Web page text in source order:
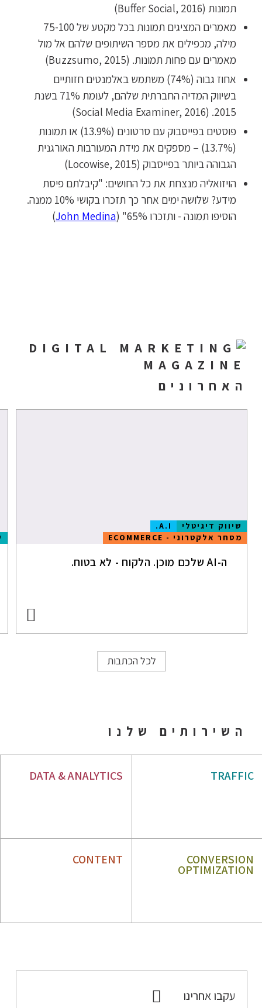
תמונות (Buffer Social, 2016)
מאמרים המציגים תמונות בכל מקטע של 75-100
מילה, מכפילים את מספר השיתופים שלהם אל מול
מאמרים עם פחות תמונות. (Buzzsumo, 2015)
אחוז גבוה (74%) משתמש באלמנטים חזותיים
בשיווק המדיה החברתית שלהם, לעומת 71% בשנת
2015. (Social Media Examiner, 2016)
פוסטים בפייסבוק עם סרטונים (13.9%) או תמונות
(13.7%) – מספקים את מידת המעורבות האורגנית
הגבוהה ביותר בפייסבוק (Locowise, 2015)
הויזואליה מנצחת את כל החושים: "קיבלתם פיסת
מידע? שלושה ימים אחר כך תזכרו בקושי 10% ממנה.
הוסיפו תמונה - ותזכרו 65%" (
John Medina
)
האחרונים
שיווק דיגיטלי
A.I.
מסחר אלקטרוני - ECOMMERCE
ה-AI שלכם מוכן. הלקוח - לא בטוח.
לכל הכתבות
השירותים שלנו
TRAFFIC
DATA & ANALYTICS
CONVERSION
OPTIMIZATION
CONTENT
עקבו אחרינו